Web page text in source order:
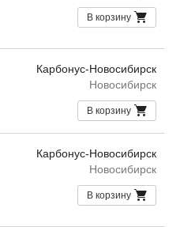
В корзину
Карбонус-Новосибирск
Новосибирск
В корзину
Карбонус-Новосибирск
Новосибирск
В корзину